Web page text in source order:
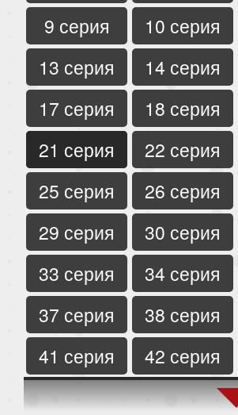
9 серия
10 серия
13 серия
14 серия
17 серия
18 серия
21 серия
22 серия
25 серия
26 серия
29 серия
30 серия
33 серия
34 серия
37 серия
38 серия
41 серия
42 серия
45 серия
46 серия